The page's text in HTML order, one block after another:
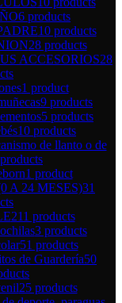
6 products
10 products
28 products
ACCESORIOS28
1 product
9 products
5 products
10 products
de llanto o de
1 product
A 24 MESES)31
211 products
3 products
51 products
de Guardería50
25 products